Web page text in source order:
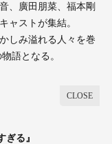
、廣田朋菜、福本剛
ャストが集結。
しみ溢れる人々を巻
語となる。
る』